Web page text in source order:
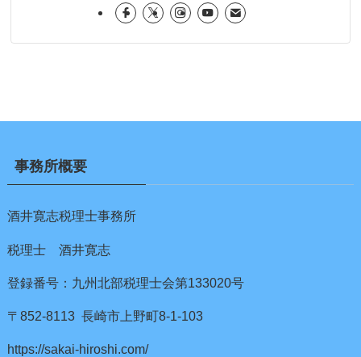
事務所概要
酒井寛志税理士事務所
税理士 酒井寛志
登録番号：九州北部税理士会第133020号
〒852-8113 長崎市上野町8-1-103
https://sakai-hiroshi.com/